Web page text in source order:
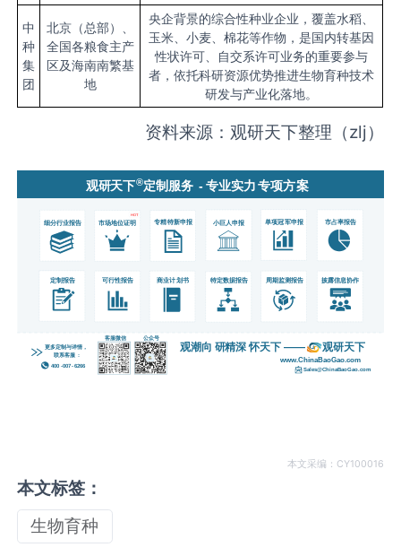
中
种
集
团
北京（总部）、
全国各粮食主产
区及海南南繁基
地
央企背景的综合性种业企业，覆盖水稻、
玉米、小麦、棉花等作物，是国内转基因
性状许可、自交系许可业务的重要参与
者，依托科研资源优势推进生物育种技术
研发与产业化落地。
资料来源：观研天下整理（zlj）
本文采编：CY100016
本文标签：
生物育种